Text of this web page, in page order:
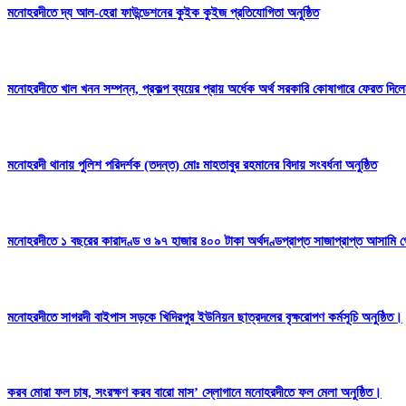
মনোহরদীতে দ্য আল-হেরা ফাউন্ডেশনের কুইক কুইজ প্রতিযোগিতা অনুষ্ঠিত
মনোহরদীতে খাল খনন সম্পন্ন, প্রকল্প ব্যয়ের প্রায় অর্ধেক অর্থ সরকারি কোষাগারে ফেরত
মনোহরদী থানায় পুলিশ পরিদর্শক (তদন্ত) মোঃ মাহতাবুর রহমানের বিদায় সংবর্ধনা অনুষ্ঠিত
মনোহরদীতে ১ বছরের কারাদণ্ড ও ৯৭ হাজার ৪০০ টাকা অর্থদণ্ডপ্রাপ্ত সাজাপ্রাপ্ত আসামি
মনোহরদীতে সাগরদী বাইপাস সড়কে খিদিরপুর ইউনিয়ন ছাত্রদলের বৃক্ষরোপণ কর্মসূচি অনুষ্ঠিত।
করব মোরা ফল চাষ, সংরক্ষণ করব বারো মাস’ স্লোগানে মনোহরদীতে ফল মেলা অনুষ্ঠিত।